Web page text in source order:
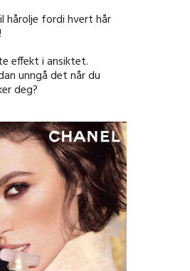
hårolje fordi hvert hår
effekt i ansiktet.
unngå det når du
deg?